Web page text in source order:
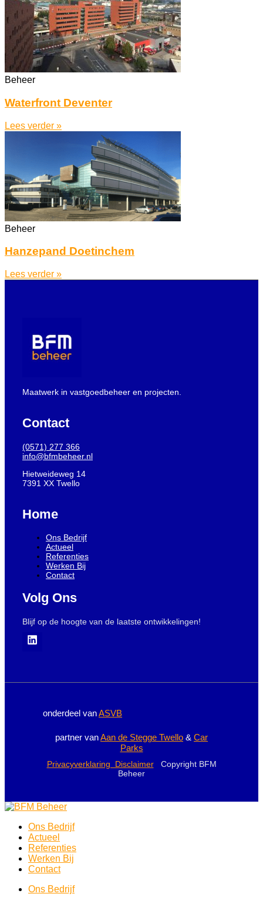
Beheer
Waterfront Deventer
Lees verder »
Beheer
Hanzepand Doetinchem
Lees verder »
Maatwerk in vastgoedbeheer en projecten.
Contact
(0571) 277 366
info@bfmbeheer.nl
Hietweideweg 14
7391 XX Twello
Home
Ons Bedrijf
Actueel
Referenties
Werken Bij
Contact
Volg Ons
Blijf op de hoogte van de laatste ontwikkelingen!
onderdeel vanASVB
partner vanAan de Stegge Twello & Car
Parks
Privacyverklaring DisclaimerCopyright BFM
Beheer
Ons Bedrijf
Actueel
Referenties
Werken Bij
Contact
Ons Bedrijf